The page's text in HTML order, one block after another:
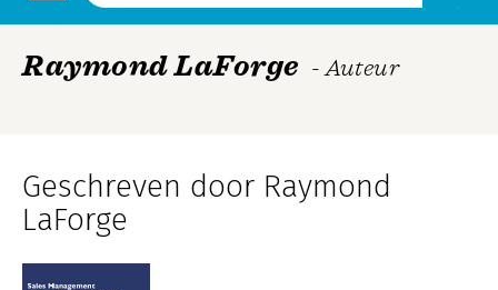
Raymond LaForge - Auteur
Geschreven door Raymond
LaForge